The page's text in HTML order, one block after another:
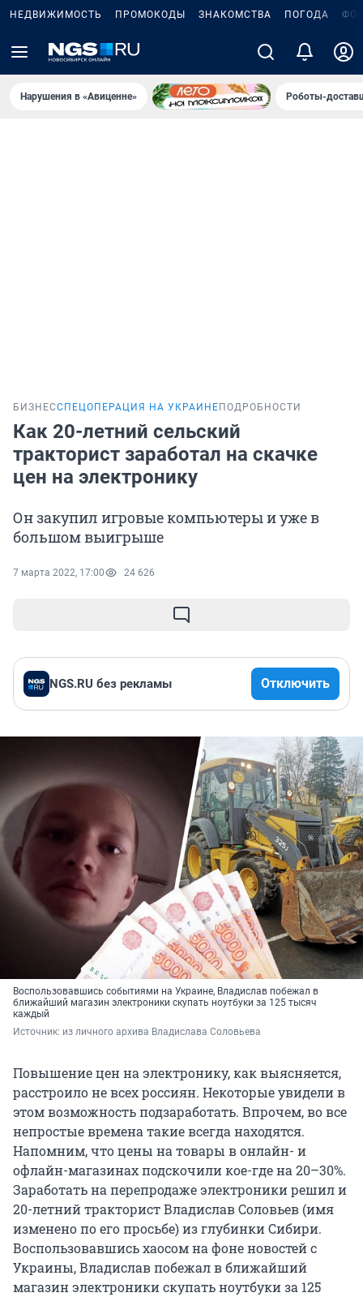
НЕДВИЖИМОСТЬ ПРОМОКОДЫ ЗНАКОМСТВА ПОГОДА
Нарушения в «Авиценне» Роботы-
БИЗНЕССПЕЦОПЕРАЦИЯ НА УКРАИНЕ ПОДРОБНОСТИ
Как 20-летний сельский
тракторист заработал на скачке
цен на электронику
Он закупил игровые компьютеры и уже в
большом выигрыше
7 марта 2022, 17:00 24 626
NGS.RU без рекламы Отключить
Воспользовавшись событиями на Украине, Владислав побежал в
ближайший магазин электроники скупать ноутбуки за 125 тысяч
каждый
Источник: из личного архива Владислава Соловьева
Повышение цен на электронику, как выясняется,
расстроило не всех россиян. Некоторые увидели в
этом возможность подзаработать. Впрочем, во все
непростые времена такие всегда находятся.
Напомним, что цены на товары в онлайн- и
офлайн-магазинах подскочили кое-где на 20–30%.
Заработать на перепродаже электроники решил и
20-летний тракторист Владислав Соловьев (имя
изменено по его просьбе) из глубинки Сибири.
Воспользовавшись хаосом на фоне новостей с
Украины, Владислав побежал в ближайший
магазин электроники скупать ноутбуки за 125